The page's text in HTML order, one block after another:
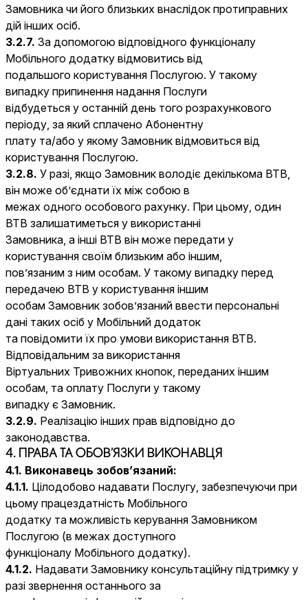
Замовника чи його близьких внаслідок протиправних
дій інших осіб.
3.2.7. За допомогою відповідного функціоналу
Мобільного додатку відмовитись від
подальшого користування Послугою. У такому
випадку припинення надання Послуги
відбудеться у останній день того розрахункового
періоду, за який сплачено Абонентну
плату та/або у якому Замовник відмовиться від
користування Послугою.
3.2.8. У разі, якщо Замовник володіє декількома ВТВ,
він може об’єднати їх між собою в
межах одного особового рахунку. При цьому, один
ВТВ залишатиметься у використанні
Замовника, а інші ВТВ він може передати у
користування своїм близьким або іншим,
пов’язаним з ним особам. У такому випадку перед
передачею ВТВ у користування іншим
особам Замовник зобов’язаний ввести персональні
дані таких осіб у Мобільний додаток
та повідомити їх про умови використання ВТВ.
Відповідальним за використання
Віртуальних Тривожних кнопок, переданих іншим
особам, та оплату Послуги у такому
випадку є Замовник.
3.2.9. Реалізацію інших прав відповідно до
законодавства.
4. ПРАВА ТА ОБОВ’ЯЗКИ ВИКОНАВЦЯ
4.1. Виконавець зобов’язаний:
4.1.1. Цілодобово надавати Послугу, забезпечуючи при
цьому працездатність Мобільного
додатку та можливість керування Замовником
Послугою (в межах доступного
функціоналу Мобільного додатку).
4.1.2. Надавати Замовнику консультаційну підтримку у
разі звернення останнього за